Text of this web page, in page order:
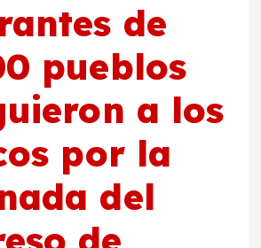
de
pueblos
a los
por la
del